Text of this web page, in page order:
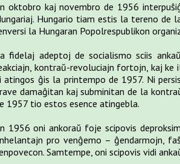
oktobro kaj novembro de 1956
Hungario tiam estis la tereno de
la Hungaran Popolrespublikon
fidelaj adeptoj de socialismo sciis
kontraŭ-revoluciajn fortojn, kaj ke
atingos ĝis la printempo de 1957. Ni
damaĝitan kaj subminitan de la
1957 tio estos esence atingebla.
1956 oni ankoraŭ foje scipovis
pro venĝemo – ĝendarmojn,
Samtempe, oni scipovis vidi